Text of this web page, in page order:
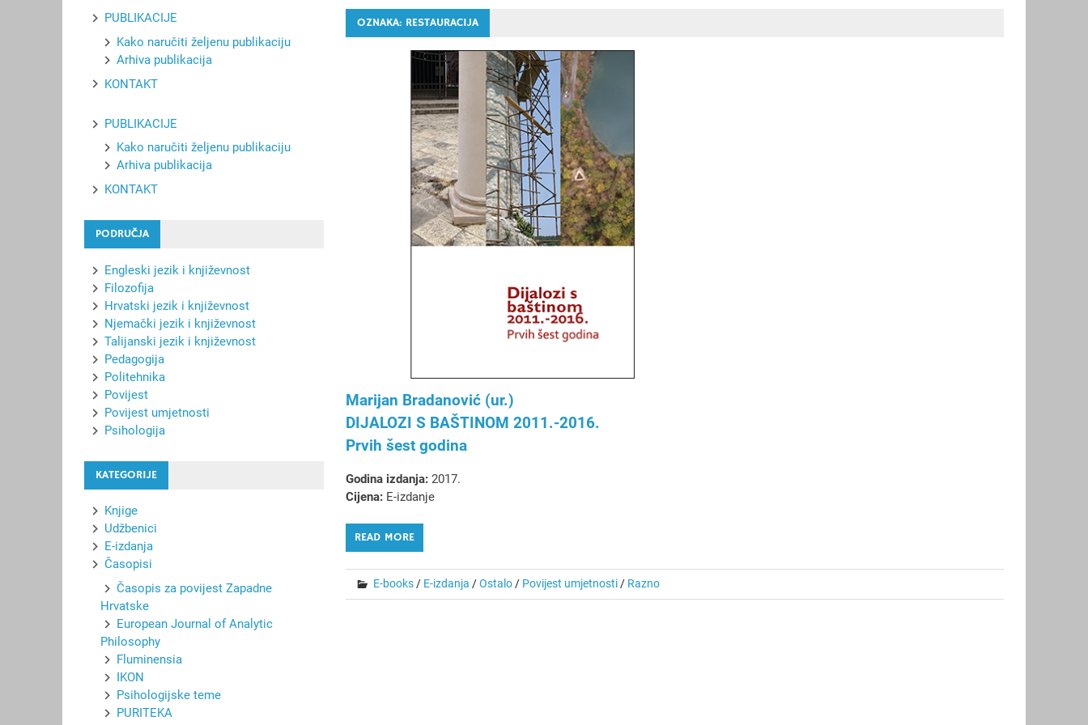
OZNAKA: RESTAURACIJA
Marijan Bradanović (ur.)
DIJALOZI S BAŠTINOM 2011.-2016.
Prvih šest godina
Godina izdanja:2017.
Cijena:E-izdanje
READ MORE
E-books/ E-izdanja /Ostalo/ Povijest umjetnosti/ Razno
PUBLIKACIJE
Kako naručiti željenu publikaciju
Arhiva publikacija
KONTAKT
PUBLIKACIJE
Kako naručiti željenu publikaciju
Arhiva publikacija
KONTAKT
PODRUČJA
Engleski jezik i književnost
Filozofija
Hrvatski jezik i književnost
Njemački jezik i književnost
Talijanski jezik i književnost
Pedagogija
Politehnika
Povijest
Povijest umjetnosti
Psihologija
KATEGORIJE
Knjige
Udžbenici
E-izdanja
Časopisi
Časopis za povijest Zapadne
Hrvatske
European Journal of Analytic
Philosophy
Fluminensia
IKON
Psihologijske teme
PURITEKA